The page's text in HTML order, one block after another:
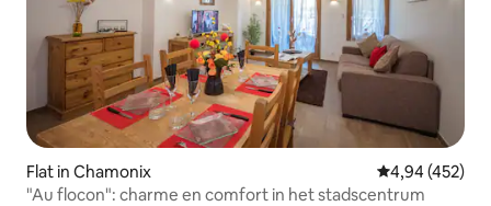
Flat in Chamonix Gemiddelde
4,94 (452)
"Au flocon": charme en comfort in het stadscentrum